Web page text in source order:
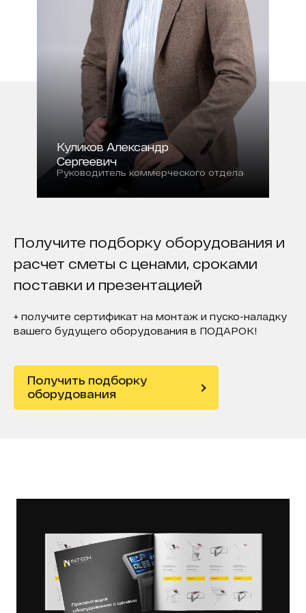
реального времени по Сети;
Обновление версий прошивки через
Ethernet / Internet; Загрузка/
выгрузка/редактирование
телефонной книги; Восстановление
настроек системы
100~240 В перем. тока, 50 / 60 Гц,
Энергопотребление: 12 В, 4 A, согласно
японскому стандарту EIAJ
Куликов Александр
Сергеевич
Руководитель коммерческого отдела
Получите подборку оборудования и
расчет сметы с ценами, сроками
поставки и презентацией
+ получите сертификат на монтаж и пуско-наладку
вашего будущего оборудования в ПОДАРОК!
Получить подборку
оборудования